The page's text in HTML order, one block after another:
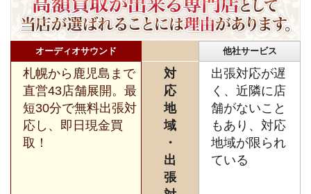
オーディオサウンド 他社サービス
札幌から鹿児島まで
直営43店舗展開。最
短30分で無料出張対
応し、即日現金買
取！
対
応
地
域
・
出
張
出張対応が遅
く、近隣に店
舗がないこと
もあり、対応
地域が限られ
ている